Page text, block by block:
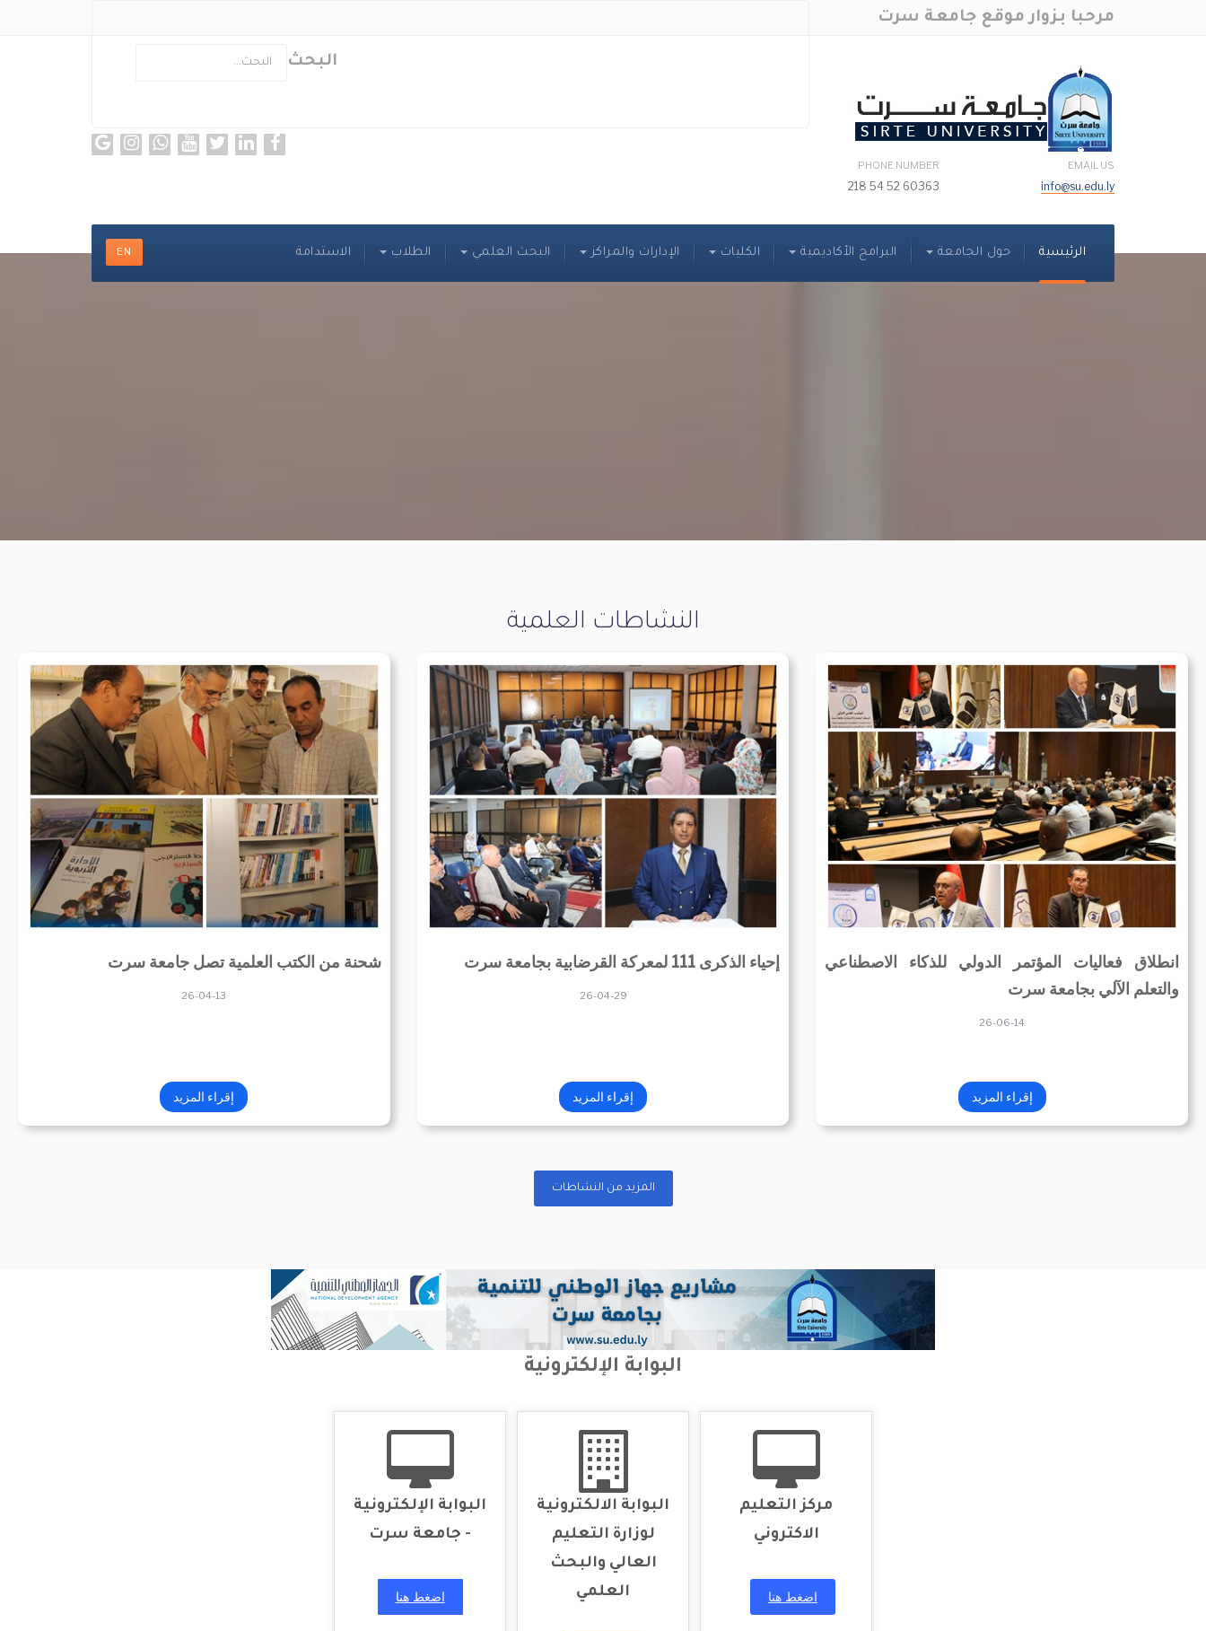
مرحبا بزوار موقع جامعة سرت
البحث
EMAIL US
info@su.edu.ly
PHONE NUMBER
60363 52 54 218
الرئيسية حول الجامعة البرامج الأكاديمية الكليات الإدارات والمراكز البحث العلمي الطلاب الاستدامة EN
النشاطات العلمية
انطلاق فعاليات المؤتمر الدولي للذكاء الاصطناعي
والتعلم الآلي بجامعة سرت
26-06-14
إقراء المزيد
إحياء الذكرى 111 لمعركة القرضابية بجامعة سرت
26-04-29
إقراء المزيد
شحنة من الكتب العلمية تصل جامعة سرت
26-04-13
إقراء المزيد
المزيد من النشاطات
البوابة الإلكترونية
مركز التعليم
الاكتروني
اضغط هنا
البوابة الالكترونية
لوزارة التعليم
العالي والبحث
العلمي
البوابة الإلكترونية
- جامعة سرت
اضغط هنا